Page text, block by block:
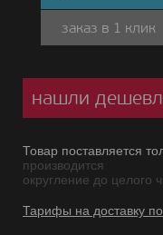
заказ в 1 клик
нашли
Товар поставляется
производится
округление до целого
Тарифы на доставку